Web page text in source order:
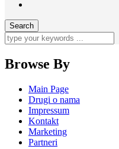
Browse By
Main Page
Drugi o nama
Impressum
Kontakt
Marketing
Partneri